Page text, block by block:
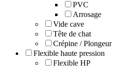
PVC
Arrosage
Vide cave
Tête de chat
Crépine / Plongeur
Flexible haute pression
Flexible HP